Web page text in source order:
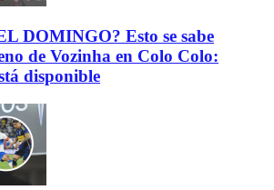
DOMINGO? Esto se sabe
de Vozinha en Colo Colo:
disponible